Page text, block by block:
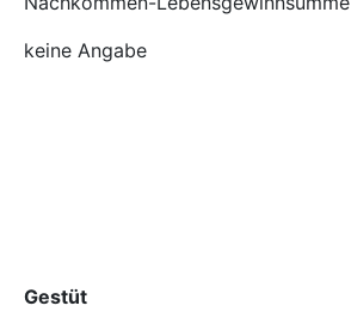
keine Angabe
Gestüt